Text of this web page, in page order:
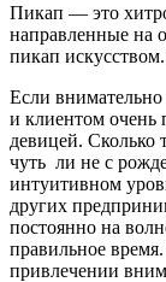
Пикап — это
направленные на
пикап
Если
и клиентом очень
девицей.
чуть ли не с
интуитивном
других
постоянно на
правильное
привлечении